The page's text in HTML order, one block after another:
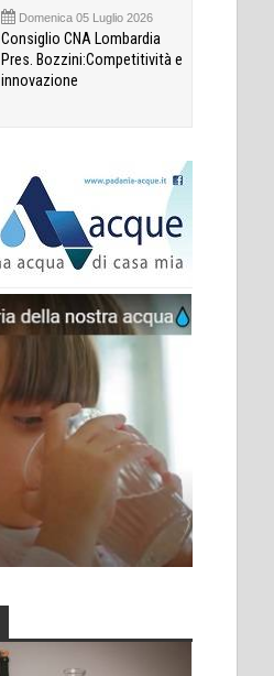
Domenica 05 Luglio 2026
Consiglio CNA Lombardia
Pres. Bozzini:Competitività e
innovazione